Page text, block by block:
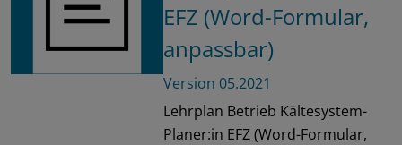
EFZ (Word-Formular,
anpassbar)
Version 05.2021
Lehrplan Betrieb Kältesystem-
Planer:in EFZ (Word-Formular,